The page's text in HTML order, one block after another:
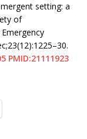
setting: a
of
PMID:21111923